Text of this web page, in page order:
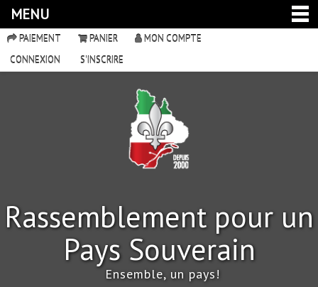
MENU
PAIEMENT PANIER
MON COMPTE
CONNEXION
S'INSCRIRE
Rassemblement pour un
Pays Souverain
Ensemble, un pays!